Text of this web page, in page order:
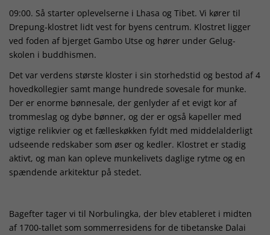
09:00. Så starter oplevelserne i Lhasa og Tibet. Vi kører til
Drepung-klostret lidt vest for byens centrum. Klostret ligger
ved foden af bjerget Gambo Utse og hører under Gelug-
skolen i buddhismen.
Det var verdens største kloster i sin storhedstid og bestod af 4
hovedkollegier samt mange hundrede sovesale for munke.
Der er enorme bønnesale, der genlyder af et evigt kor af
trommeslag og dybe bønner, og der er også kapeller med
vigtige relikvier og et fælleskøkken fyldt med middelalderligt
udseende redskaber som øser og kedler. Klostret er stadig
aktivt, og man kan opleve munkelivets daglige rytme og en
spændende arkitektur på stedet.
Bagefter tager vi til Norbulingka, der blev etableret i midten
af 1700-tallet som sommerresidens for de tibetanske Dalai